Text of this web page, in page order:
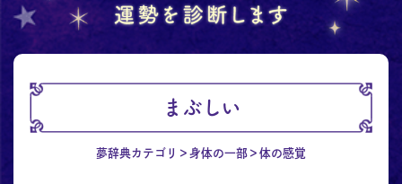
まぶしい
夢辞典カテゴリ 身体の一部 体の感覚